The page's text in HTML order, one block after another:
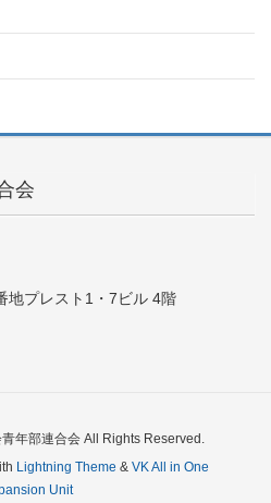
会
地プレスト1・7ビル 4階
年部連合会 All Rights Reserved.
Lightning Theme & VK All in One
Unit